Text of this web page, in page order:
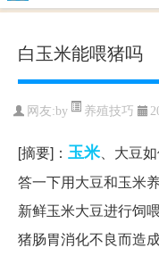
白玉米能喂猪吗
网友:by 养殖技巧
[摘要]： 玉米、大豆
答一下用大豆和玉米
新鲜玉米大豆进行饲
猪肠胃消化不良而造